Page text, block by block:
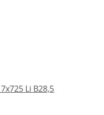
Li B28,5